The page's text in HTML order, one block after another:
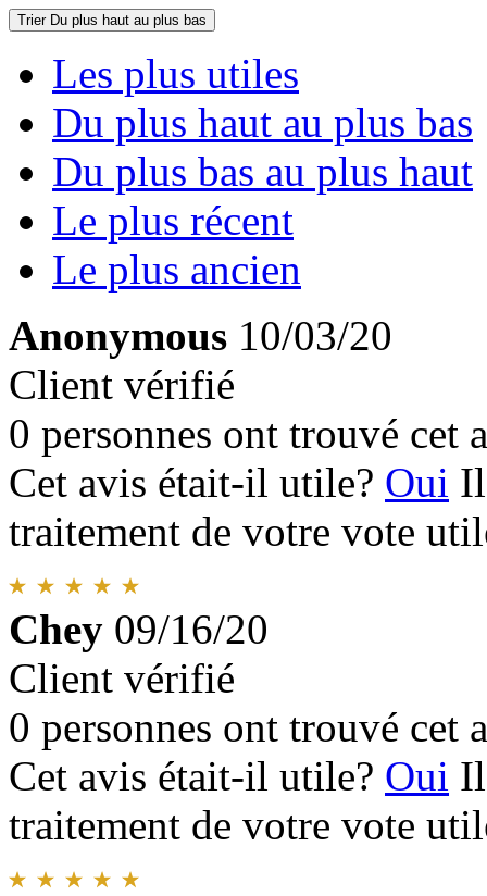
Trier Du plus haut au plus bas
Les plus utiles
Du plus haut au plus bas
Du plus bas au plus haut
Le plus récent
Le plus ancien
Anonymous 10/03/20
Client vérifié
0 personnes ont trouvé cet
Cet avis était-il utile? Oui
traitement de votre vote
Chey 09/16/20
Client vérifié
0 personnes ont trouvé cet
Cet avis était-il utile? Oui
traitement de votre vote